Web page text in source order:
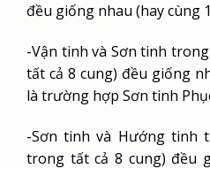
đều giống nhau (hay cùng
-Vận tinh và Sơn tinh
tất cả 8 cung) đều giống
là trường hợp Sơn tinh
-Sơn tinh và Hướng tinh
trong tất cả 8 cung) đều